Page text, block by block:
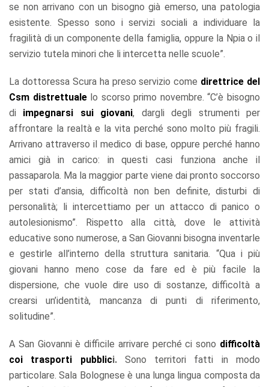
se non arrivano con un bisogno già emerso, una patologia
esistente. Spesso sono i servizi sociali a individuare la
fragilità di un componente della famiglia, oppure la Npia o il
servizio tutela minori che li intercetta nelle scuole”.
La dottoressa Scura ha preso servizio come direttrice del
Csm distrettualelo scorso primo novembre. “C’è bisogno
di impegnarsi sui giovani, dargli degli strumenti per
affrontare la realtà e la vita perché sono molto più fragili.
Arrivano attraverso il medico di base, oppure perché hanno
amici già in carico: in questi casi funziona anche il
passaparola. Ma la maggior parte viene dai pronto soccorso
per stati d’ansia, difficoltà non ben definite, disturbi di
personalità; li intercettiamo per un attacco di panico o
autolesionismo”. Rispetto alla città, dove le attività
educative sono numerose, a San Giovanni bisogna inventarle
e gestirle all’interno della struttura sanitaria. “Qua i più
giovani hanno meno cose da fare ed è più facile la
dispersione, che vuole dire uso di sostanze, difficoltà a
crearsi un’identità, mancanza di punti di riferimento,
solitudine”.
A San Giovanni è difficile arrivare perché ci sono difficoltà
coi trasporti pubblici.Sono territori fatti in modo
particolare. Sala Bolognese è una lunga lingua composta da